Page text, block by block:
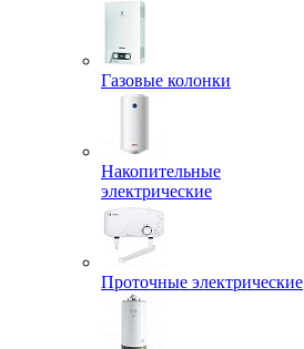
Газовые колонки
Накопительные
электрические
Проточные электрические